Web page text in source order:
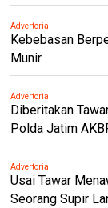
Advertorial
Kebebasan
Munir
Advertorial
Diberitakan
Polda Jatim
Advertorial
Usai Tawar
Seorang Supir